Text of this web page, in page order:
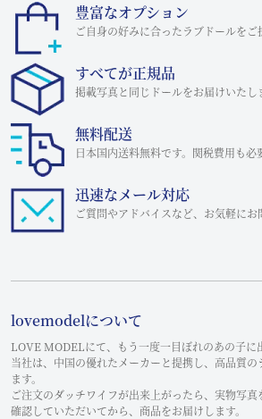
豊富なオプション
ご自身の好みに合ったラブドールをご
すべてが正規品
掲載写真と同じドールをお届けいたし
無料配送
日本国内送料無料です。関税費用も必
迅速なメール対応
ご質問やアドバイスなど、お気軽にお
lovemodelについて
LOVE MODELにて、もう一度一目ぼれのあの子に
当社は、中国の優れたメーカーと提携し、高品質の
ます。
ご注文のダッチワイフが出来上がったら、実物写真
確認していただいてから、商品をお届けします。